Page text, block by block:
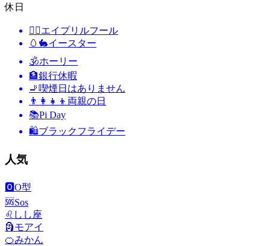
休日
🙆‍♂️エイプリルフール
🥚🐇イースター
🕉ホーリー
🏦銀行休暇
🚬 喫煙日はありません
👨‍👩‍👧‍👦 両親の日
📚Pi Day
🛍ブラックフライデー
人気
🅾️O型
🆘Sos
♌ しし座
🗿モアイ
🍊みかん